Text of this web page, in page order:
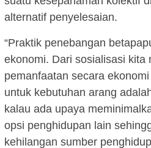
alternatif penyelesaian.
“Praktik penebangan
ekonomi. Dari sosialisasi kita
pemanfaatan secara
untuk kebutuhan arang
kalau ada upaya
opsi penghidupan lain
kehilangan sumber